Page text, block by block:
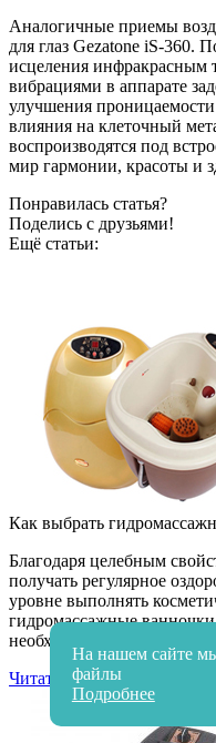
Аналогичные приемы
для глаз Gezatone iS-360.
исцеления инфракрасным
вибрациями в аппарате
улучшения
влияния на клеточный
воспроизводятся под
мир гармонии, красоты и
Понравилась статья?
Поделись с друзьями!
Ещё статьи:
Как выбрать
Благодаря целебным
получать регулярное
уровне выполнять
гидромассажные
необходимыми
Читать статью
На нашем сайте
файлы
Подробнее